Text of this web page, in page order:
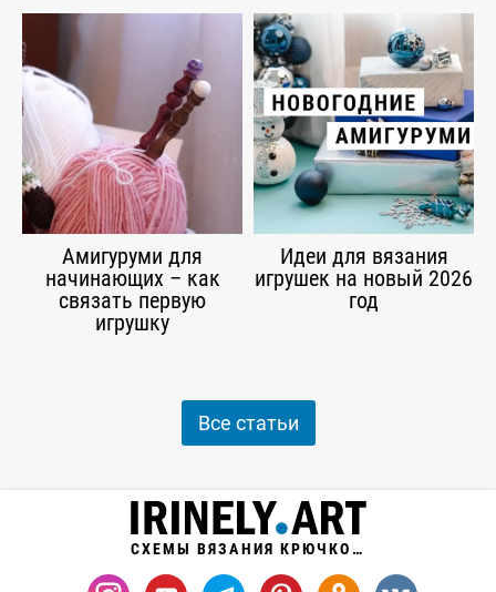
Амигуруми для
начинающих – как
связать первую
игрушку
Идеи для вязания
игрушек на новый 2026
год
Все статьи
СХЕМЫ ВЯЗАНИЯ КРЮЧКОМ